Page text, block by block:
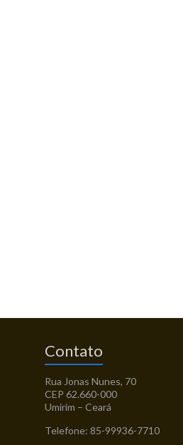
Contato
Rua Jonas Nunes, 70
CEP 62.660-000
Umirim – Ceará
Telefone: 85-99936-7710